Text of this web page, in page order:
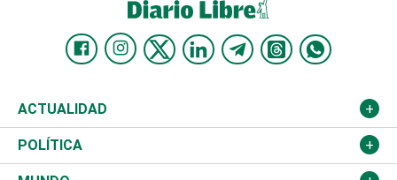
ACTUALIDAD
Nacional
POLÍTICA